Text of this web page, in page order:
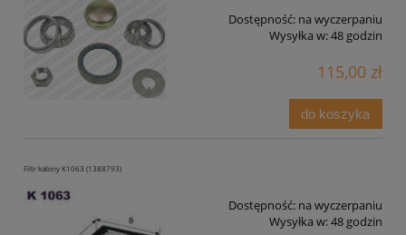
Dostępność: na wyczerpaniu
Wysyłka w:48 godzin
115,00 zł
do koszyka
Filtr kabiny K1063 (1388793)
Dostępność: na wyczerpaniu
Wysyłka w:48 godzin